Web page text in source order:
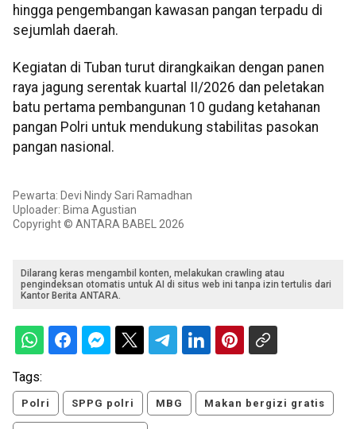
hingga pengembangan kawasan pangan terpadu di
sejumlah daerah.
Kegiatan di Tuban turut dirangkaikan dengan panen
raya jagung serentak kuartal II/2026 dan peletakan
batu pertama pembangunan 10 gudang ketahanan
pangan Polri untuk mendukung stabilitas pasokan
pangan nasional.
Pewarta: Devi Nindy Sari Ramadhan
Uploader: Bima Agustian
Copyright © ANTARA BABEL 2026
Dilarang keras mengambil konten, melakukan crawling atau
pengindeksan otomatis untuk AI di situs web ini tanpa izin tertulis dari
Kantor Berita ANTARA.
Tags:
Polri SPPG polri MBG Makan bergizi gratis